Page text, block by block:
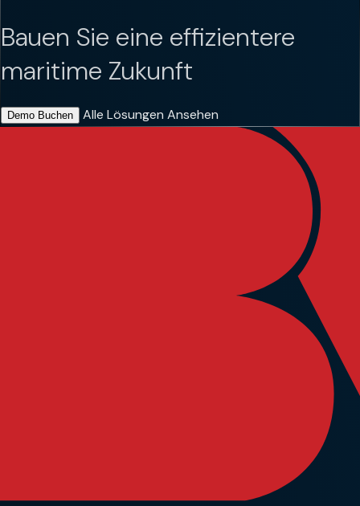
Bauen Sie eine effizientere
maritime Zukunft
Demo Buchen Alle Lösungen Ansehen